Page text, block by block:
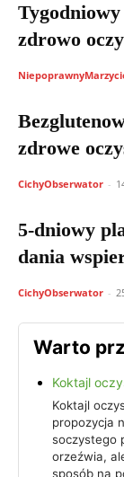
zdrowo
zdrowe
CichyObserwator -
5-dniowy
dania
CichyObserwator -
Warto
Koktajl
Koktajl
propozycja
soczystego
orzeźwia,
sposób na